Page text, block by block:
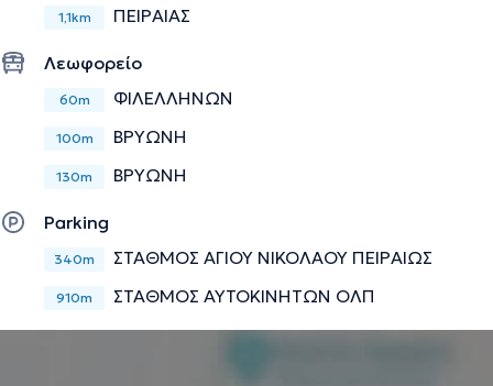
1,1km ΠΕΙΡΑΙΑΣ
Λεωφορείο
60m ΦΙΛΕΛΛΗΝΩΝ
100m ΒΡΥΩΝΗ
130m ΒΡΥΩΝΗ
Parking
340m ΣΤΑΘΜΟΣ ΑΓΙΟΥ ΝΙΚΟΛΑΟΥ ΠΕΙΡΑΙΩΣ
910m ΣΤΑΘΜΟΣ ΑΥΤΟΚΙΝΗΤΩΝ ΟΛΠ